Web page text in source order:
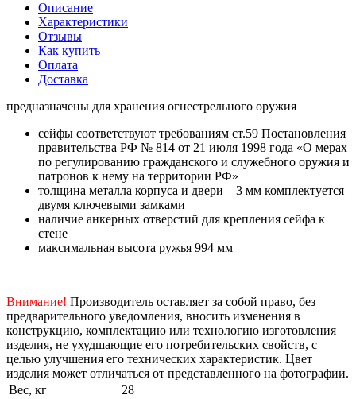
Описание
Характеристики
Отзывы
Как купить
Оплата
Доставка
предназначены для хранения огнестрельного оружия
сейфы соответствуют требованиям ст.59 Постановления
правительства РФ № 814 от 21 июля 1998 года «О мерах
по регулированию гражданского и служебного оружия и
патронов к нему на территории РФ»
толщина металла корпуса и двери – 3 мм комплектуется
двумя ключевыми замками
наличие анкерных отверстий для крепления сейфа к
стене
максимальная высота ружья 994 мм
Внимание! Производитель оставляет за собой право, без
предварительного уведомления, вносить изменения в
конструкцию, комплектацию или технологию изготовления
изделия, не ухудшающие его потребительских свойств, с
целью улучшения его технических характеристик. Цвет
изделия может отличаться от представленного на фотографии.
Вес, кг
28